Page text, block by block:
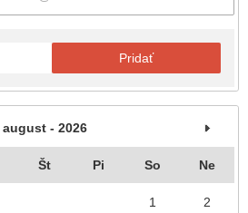
Pridať
august - 2026
Št Pi So Ne
1 2